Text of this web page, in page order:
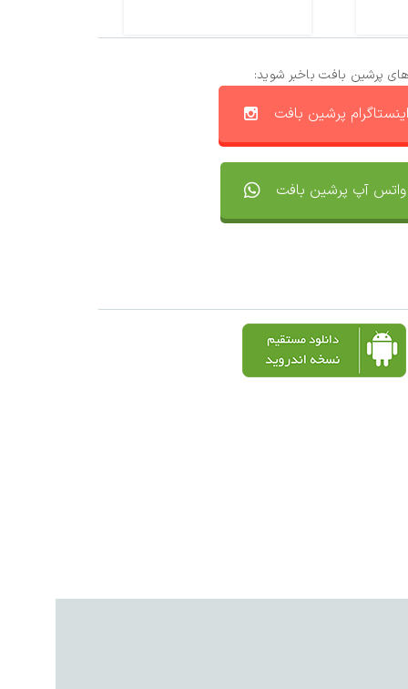
پرشین بافت باخبر شوید:
اینستاگرام پرشین بافت
واتس آپ پرشین بافت